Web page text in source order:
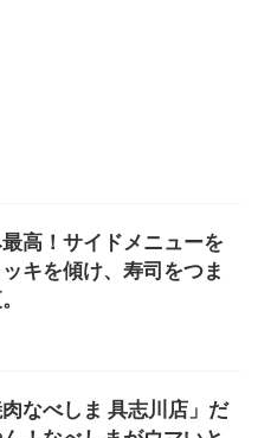
高！サイドメニューを
キを傾け、寿司をつま
なべしま 具志川店」だ